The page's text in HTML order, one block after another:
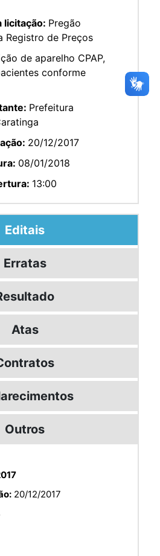
licitação: Pregão
Registro de Preços
de aparelho CPAP,
conforme
Prefeitura
20/12/2017
08/01/2018
13:00
Editais
Erratas
Atas
Outros
20/12/2017